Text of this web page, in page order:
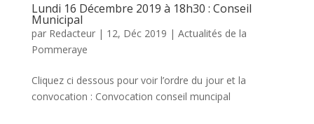
Lundi 16 Décembre 2019 à 18h30 : Conseil
Municipal
par Redacteur| 12, Déc 2019 | Actualités de la
Pommeraye
Cliquez ci dessous pour voir l’ordre du jour et la
convocation : Convocation conseil muncipal